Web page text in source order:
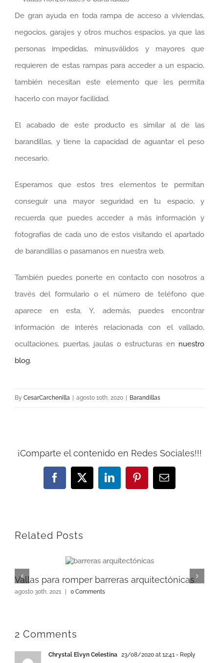
De gran ayuda en toda rampa de acceso a viviendas,
negocios, garajes y otros muchos espacios, ya que las
personas impedidas, minusválidos y mayores que
requieren de estas rampas para acceder a un espacio,
también necesitan este elemento que les permita
hacerlo con mayor facilidad.
El acabado de este producto es similar al de las
barandillas, y tiene la capacidad de aguantar el peso
necesario.
Esperamos que estos tres elementos te permitan
conseguir una mayor seguridad en tu espacio, y
recuerda que puedes acceder a más información y
fotografías de cada uno de estos visitando el apartado
de barandillas o pasamanos en nuestra web.
También puedes ponerte en contacto con nosotros a
través del formulario o el número de teléfono que
aparece en esta. Y, además, puedes encontrar
información de interés relacionada con el vallado,
ocultaciones, puertas, jaulas o estructuras en nuestro
blog.
By CesarCarchenilla | agosto 10th, 2020 | Barandillas
¡Comparte el contenido en Redes Sociales!!!
Facebook
X LinkedInPinterestEmail
Related Posts
Vallas para romper barreras arquitectónicas
agosto 30th, 2021 0 Comments
2 Comments
Chrystal Elvyn Celestina 23/08/2020 at 12:41 - Reply